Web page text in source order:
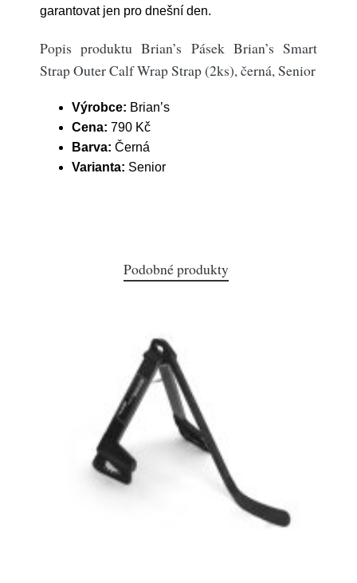
garantovat jen pro dnešní den.
Popis produktu Brian’s Pásek Brian’s Smart
Strap Outer Calf Wrap Strap (2ks), černá, Senior
Výrobce: Brian’s
Cena: 790 Kč
Barva: Černá
Varianta: Senior
Podobné produkty